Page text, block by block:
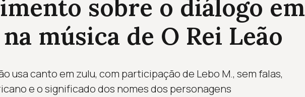
sobre o diálogo em
música de O Rei Leão
usa canto em zulu, com participação de Lebo M., sem falas,
e o significado dos nomes dos personagens